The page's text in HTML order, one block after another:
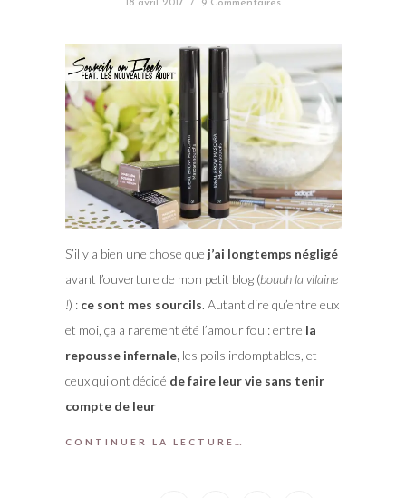
18 avril 2017 / 9 Commentaires
S’il y a bien une chose que j’ai longtemps négligé
avant l’ouverture de mon petit blog (bouuh la vilaine
!) :ce sont mes sourcils. Autant dire qu’entre eux
et moi, ça a rarement été l’amour fou : entre la
repousse infernale,les poils indomptables, et
ceux qui ont décidé de faire leur vie sans tenir
compte de leur
CONTINUER LA LECTURE…